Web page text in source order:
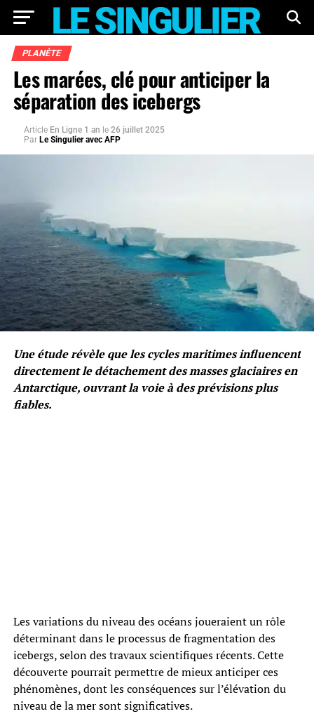
PLANÈTE
Les marées, clé pour anticiper la
séparation des icebergs
Article En Ligne 1 an le 26 juillet 2025
Par Le Singulier avec AFP
Une étude révèle que les cycles maritimes influencent
directement le détachement des masses glaciaires en
Antarctique, ouvrant la voie à des prévisions plus
fiables.
Les variations du niveau des océans joueraient un rôle
déterminant dans le processus de fragmentation des
icebergs, selon des travaux scientifiques récents. Cette
découverte pourrait permettre de mieux anticiper ces
phénomènes, dont les conséquences sur l’élévation du
niveau de la mer sont significatives.